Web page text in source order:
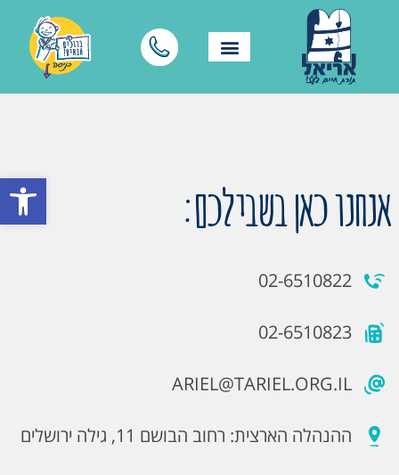
פתח אנחנו כאן בשבילכם:
02-6510822
02-6510823
ARIEL@TARIEL.ORG.IL
ההנהלה הארצית: רחוב הבושם 11, גילה ירושלים